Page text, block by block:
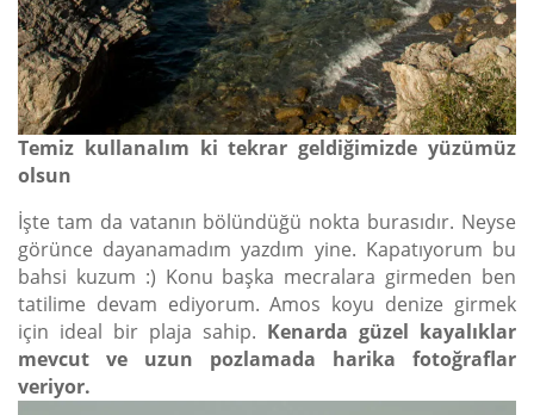
Temiz kullanalım ki tekrar geldiğimizde yüzümüz
olsun
İşte tam da vatanın bölündüğü nokta burasıdır. Neyse
görünce dayanamadım yazdım yine. Kapatıyorum bu
bahsi kuzum :) Konu başka mecralara girmeden ben
tatilime devam ediyorum. Amos koyu denize girmek
için ideal bir plaja sahip. Kenarda güzel kayalıklar
mevcut ve uzun pozlamada harika fotoğraflar
veriyor.